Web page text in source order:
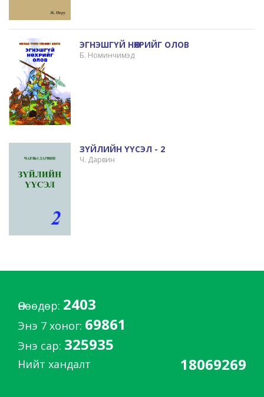
ЭГНЭШГҮЙ НӨХРИЙГ ОЛОВ
Б. Номинчимэд
ЗҮЙЛИЙН ҮҮСЭЛ - 2
Ч. Дарвин
Өнөөдөр: 2403
Энэ 7 хоног: 69861
Энэ сар: 325935
Нийт хандалт 18069269